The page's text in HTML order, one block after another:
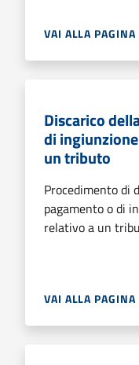
VAI ALLA PAGINA
Discarico
di
un tributo
Procedimento di
pagamento o di
relativo a un
VAI ALLA PAGINA